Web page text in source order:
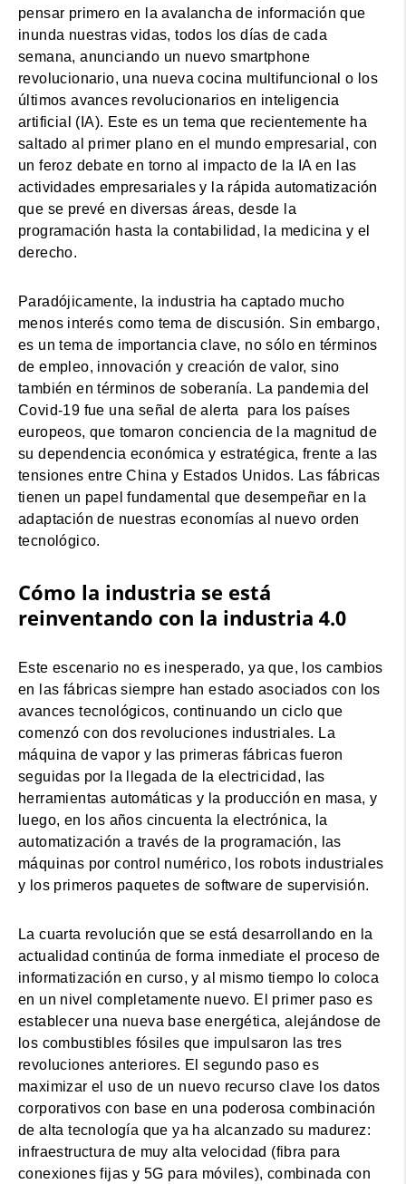
pensar primero en la avalancha de información que
inunda nuestras vidas, todos los días de cada
semana, anunciando un nuevo smartphone
revolucionario, una nueva cocina multifuncional o los
últimos avances revolucionarios en inteligencia
artificial (IA). Este es un tema que recientemente ha
saltado al primer plano en el mundo empresarial, con
un feroz debate en torno al impacto de la IA en las
actividades empresariales y la rápida automatización
que se prevé en diversas áreas, desde la
programación hasta la contabilidad, la medicina y el
derecho.
Paradójicamente, la industria ha captado mucho
menos interés como tema de discusión. Sin embargo,
es un tema de importancia clave, no sólo en términos
de empleo, innovación y creación de valor, sino
también en términos de soberanía. La pandemia del
Covid-19 fue una señal de alerta para los países
europeos, que tomaron conciencia de la magnitud de
su dependencia económica y estratégica, frente a las
tensiones entre China y Estados Unidos. Las fábricas
tienen un papel fundamental que desempeñar en la
adaptación de nuestras economías al nuevo orden
tecnológico.
Cómo la industria se está
reinventando con la industria 4.0
Este escenario no es inesperado, ya que, los cambios
en las fábricas siempre han estado asociados con los
avances tecnológicos, continuando un ciclo que
comenzó con dos revoluciones industriales. La
máquina de vapor y las primeras fábricas fueron
seguidas por la llegada de la electricidad, las
herramientas automáticas y la producción en masa, y
luego, en los años cincuenta la electrónica, la
automatización a través de la programación, las
máquinas por control numérico, los robots industriales
y los primeros paquetes de software de supervisión.
La cuarta revolución que se está desarrollando en la
actualidad continúa de forma inmediate el proceso de
informatización en curso, y al mismo tiempo lo coloca
en un nivel completamente nuevo. El primer paso es
establecer una nueva base energética, alejándose de
los combustibles fósiles que impulsaron las tres
revoluciones anteriores. El segundo paso es
maximizar el uso de un nuevo recurso clave los datos
corporativos con base en una poderosa combinación
de alta tecnología que ya ha alcanzado su madurez:
infraestructura de muy alta velocidad (fibra para
conexiones fijas y 5G para móviles), combinada con